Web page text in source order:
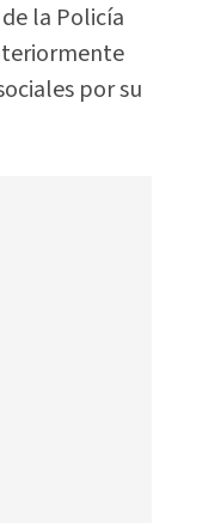
la Policía
por su